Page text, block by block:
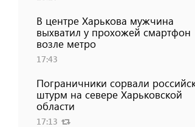
В центре Харькова мужчина
выхватил у прохожей смартфон
возле метро
17:43
Пограничники сорвали
штурм на севере Харьковской
области
17:13